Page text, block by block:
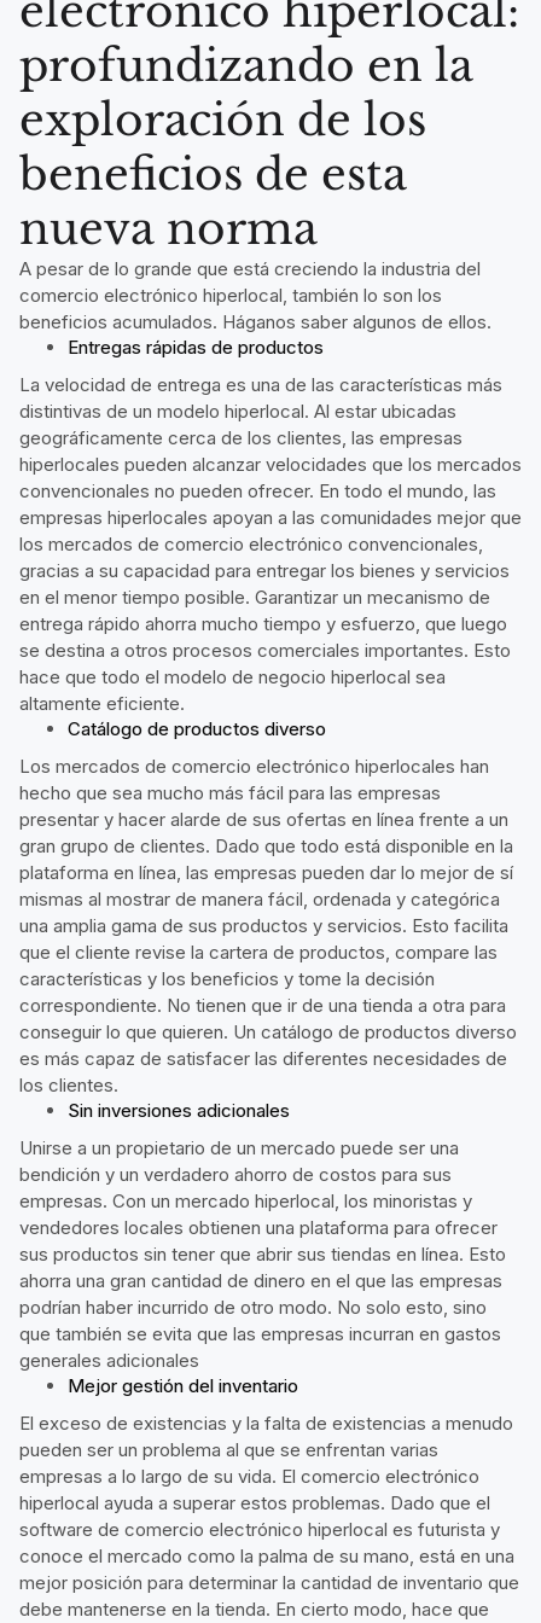
electrónico hiperlocal:
profundizando en la
exploración de los
beneficios de esta
nueva norma
A pesar de lo grande que está creciendo la industria del
comercio electrónico hiperlocal, también lo son los
beneficios acumulados. Háganos saber algunos de ellos.
Entregas rápidas de productos
La velocidad de entrega es una de las características más
distintivas de un modelo hiperlocal. Al estar ubicadas
geográficamente cerca de los clientes, las empresas
hiperlocales pueden alcanzar velocidades que los mercados
convencionales no pueden ofrecer. En todo el mundo, las
empresas hiperlocales apoyan a las comunidades mejor que
los mercados de comercio electrónico convencionales,
gracias a su capacidad para entregar los bienes y servicios
en el menor tiempo posible. Garantizar un mecanismo de
entrega rápido ahorra mucho tiempo y esfuerzo, que luego
se destina a otros procesos comerciales importantes. Esto
hace que todo el modelo de negocio hiperlocal sea
altamente eficiente.
Catálogo de productos diverso
Los mercados de comercio electrónico hiperlocales han
hecho que sea mucho más fácil para las empresas
presentar y hacer alarde de sus ofertas en línea frente a un
gran grupo de clientes. Dado que todo está disponible en la
plataforma en línea, las empresas pueden dar lo mejor de sí
mismas al mostrar de manera fácil, ordenada y categórica
una amplia gama de sus productos y servicios. Esto facilita
que el cliente revise la cartera de productos, compare las
características y los beneficios y tome la decisión
correspondiente. No tienen que ir de una tienda a otra para
conseguir lo que quieren. Un catálogo de productos diverso
es más capaz de satisfacer las diferentes necesidades de
los clientes.
Sin inversiones adicionales
Unirse a un propietario de un mercado puede ser una
bendición y un verdadero ahorro de costos para sus
empresas. Con un mercado hiperlocal, los minoristas y
vendedores locales obtienen una plataforma para ofrecer
sus productos sin tener que abrir sus tiendas en línea. Esto
ahorra una gran cantidad de dinero en el que las empresas
podrían haber incurrido de otro modo. No solo esto, sino
que también se evita que las empresas incurran en gastos
generales adicionales
Mejor gestión del inventario
El exceso de existencias y la falta de existencias a menudo
pueden ser un problema al que se enfrentan varias
empresas a lo largo de su vida. El comercio electrónico
hiperlocal ayuda a superar estos problemas. Dado que el
software de comercio electrónico hiperlocal es futurista y
conoce el mercado como la palma de su mano, está en una
mejor posición para determinar la cantidad de inventario que
debe mantenerse en la tienda. En cierto modo, hace que